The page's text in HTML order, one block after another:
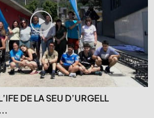
DE LA SEU D’URGELL